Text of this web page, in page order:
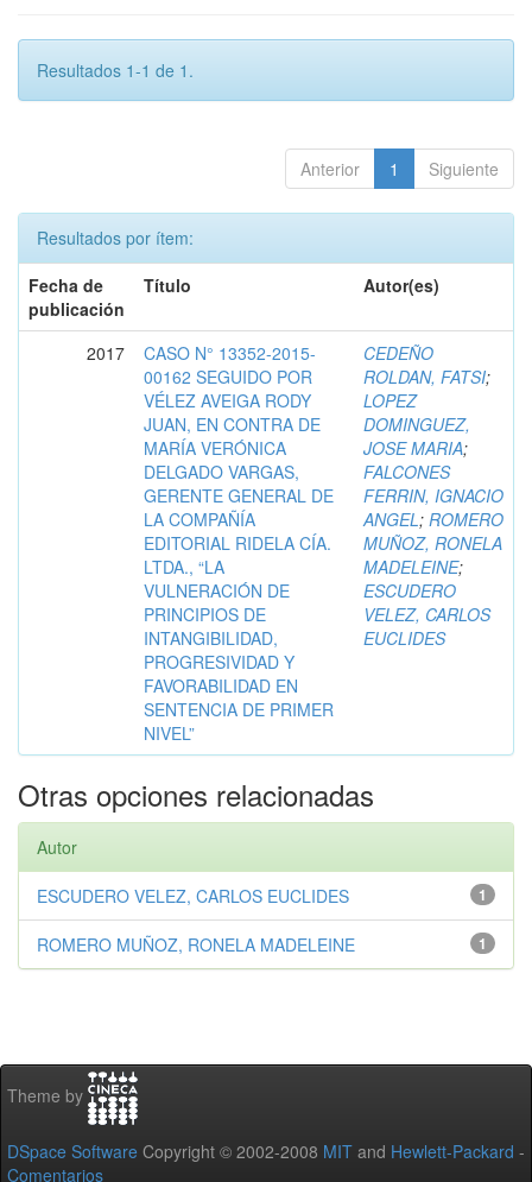
Resultados 1-1 de 1.
Anterior 1 Siguiente
Resultados por ítem:
Fecha de
publicación
Título Autor(es)
2017
CASO N° 13352-2015-
00162 SEGUIDO POR
VÉLEZ AVEIGA RODY
JUAN, EN CONTRA DE
MARÍA VERÓNICA
DELGADO VARGAS,
GERENTE GENERAL DE
LA COMPAÑÍA
EDITORIAL RIDELA CÍA.
LTDA., “LA
VULNERACIÓN DE
PRINCIPIOS DE
INTANGIBILIDAD,
PROGRESIVIDAD Y
FAVORABILIDAD EN
SENTENCIA DE PRIMER
NIVEL”
CEDEÑO
ROLDAN, FATSI;
LOPEZ
DOMINGUEZ,
JOSE MARIA;
FALCONES
FERRIN, IGNACIO
ANGEL; ROMERO
MUÑOZ, RONELA
MADELEINE;
ESCUDERO
VELEZ, CARLOS
EUCLIDES
Otras opciones relacionadas
Autor
1
ESCUDERO VELEZ, CARLOS EUCLIDES
1
ROMERO MUÑOZ, RONELA MADELEINE
Theme by
DSpace Software Copyright © 2002-2008 MIT and Hewlett-Packard -
Comentarios